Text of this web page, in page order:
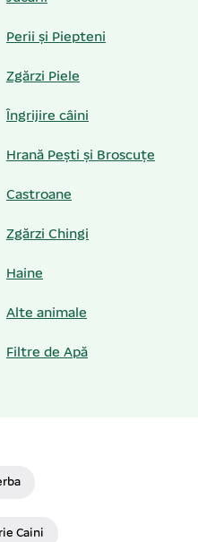
Perii și Piepteni
Zgărzi Piele
Îngrijire câini
Hrană Pești și Broscuțe
Castroane
Zgărzi Chingi
Haine
Alte animale
Filtre de Apă
Caini